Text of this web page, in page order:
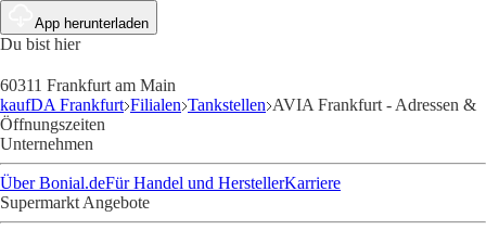
App herunterladen
Du bist hier
60311 Frankfurt am Main
kaufDA Frankfurt Filialen Tankstellen AVIA Frankfurt - Adressen &
Öffnungszeiten
Unternehmen
Über Bonial.deFür Handel und HerstellerKarriere
Supermarkt Angebote